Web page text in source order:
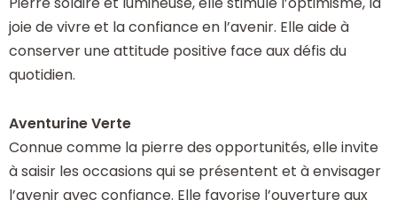
joie de vivre et la confiance en l’avenir. Elle aide à
conserver une attitude positive face aux défis du
quotidien.
Aventurine Verte
Connue comme la pierre des opportunités, elle invite
à saisir les occasions qui se présentent et à envisager
l’avenir avec confiance. Elle favorise l’ouverture aux